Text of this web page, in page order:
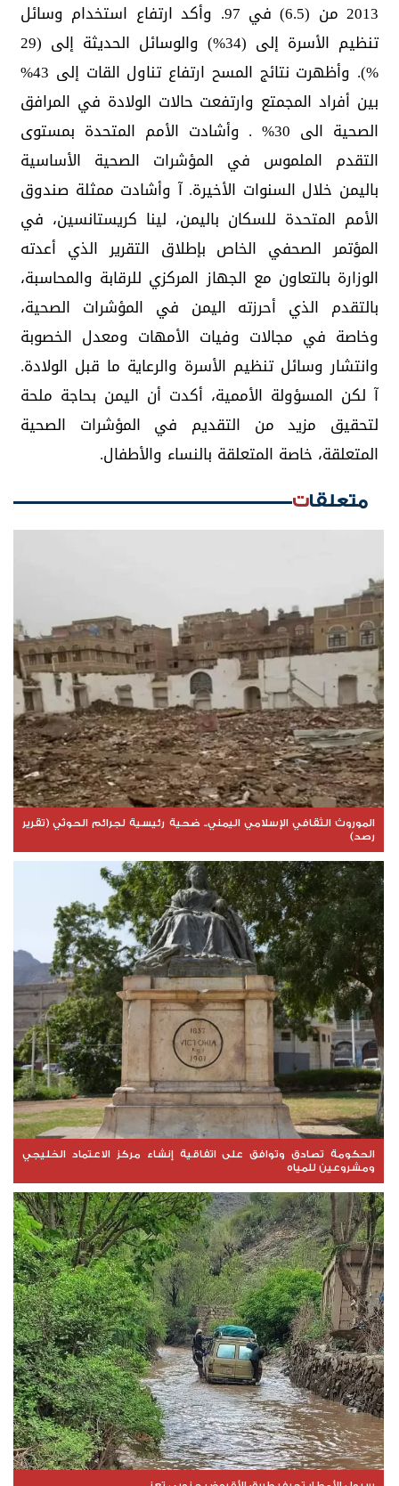
2013 من (6.5) في 97. وأكد ارتفاع استخدام وسائل
تنظيم الأسرة إلى (34%) والوسائل الحديثة إلى (29
%). وأظهرت نتائج المسح ارتفاع تناول القات إلى 43%
بين أفراد المجمتع وارتفعت حالات الولادة في المرافق
الصحية الى 30% . وأشادت الأمم المتحدة بمستوى
التقدم الملموس في المؤشرات الصحية الأساسية
باليمن خلال السنوات الأخيرة. آ وأشادت ممثلة صندوق
الأمم المتحدة للسكان باليمن، لينا كريستانسين، في
المؤتمر الصحفي الخاص بإطلاق التقرير الذي أعدته
الوزارة بالتعاون مع الجهاز المركزي للرقابة والمحاسبة،
بالتقدم الذي أحرزته اليمن في المؤشرات الصحية،
وخاصة في مجالات وفيات الأمهات ومعدل الخصوبة
وانتشار وسائل تنظيم الأسرة والرعاية ما قبل الولادة.
آ لكن المسؤولة الأممية، أكدت أن اليمن بحاجة ملحة
لتحقيق مزيد من التقديم في المؤشرات الصحية
المتعلقة، خاصة المتعلقة بالنساء والأطفال.
متعلقات
الموروث الثقافي الإسلامي اليمني.. ضحية رئيسية لجرائم الحوثي (تقرير
رصد)
الحكومة تصادق وتوافق على اتفاقية إنشاء مركز الاعتماد الخليجي
ومشروعين للمياه